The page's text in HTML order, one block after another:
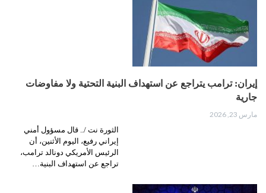
إيران: ترامب يتراجع عن استهداف البنية التحتية ولا مفاوضات
جارية
مارس 23, 2026
الثورة نت /.. قال مسؤول أمني
إيراني رفيع، اليوم الأثنين، أن
الرئيس الأمريكي دونالد ترامب،
تراجع عن استهداف البنية…